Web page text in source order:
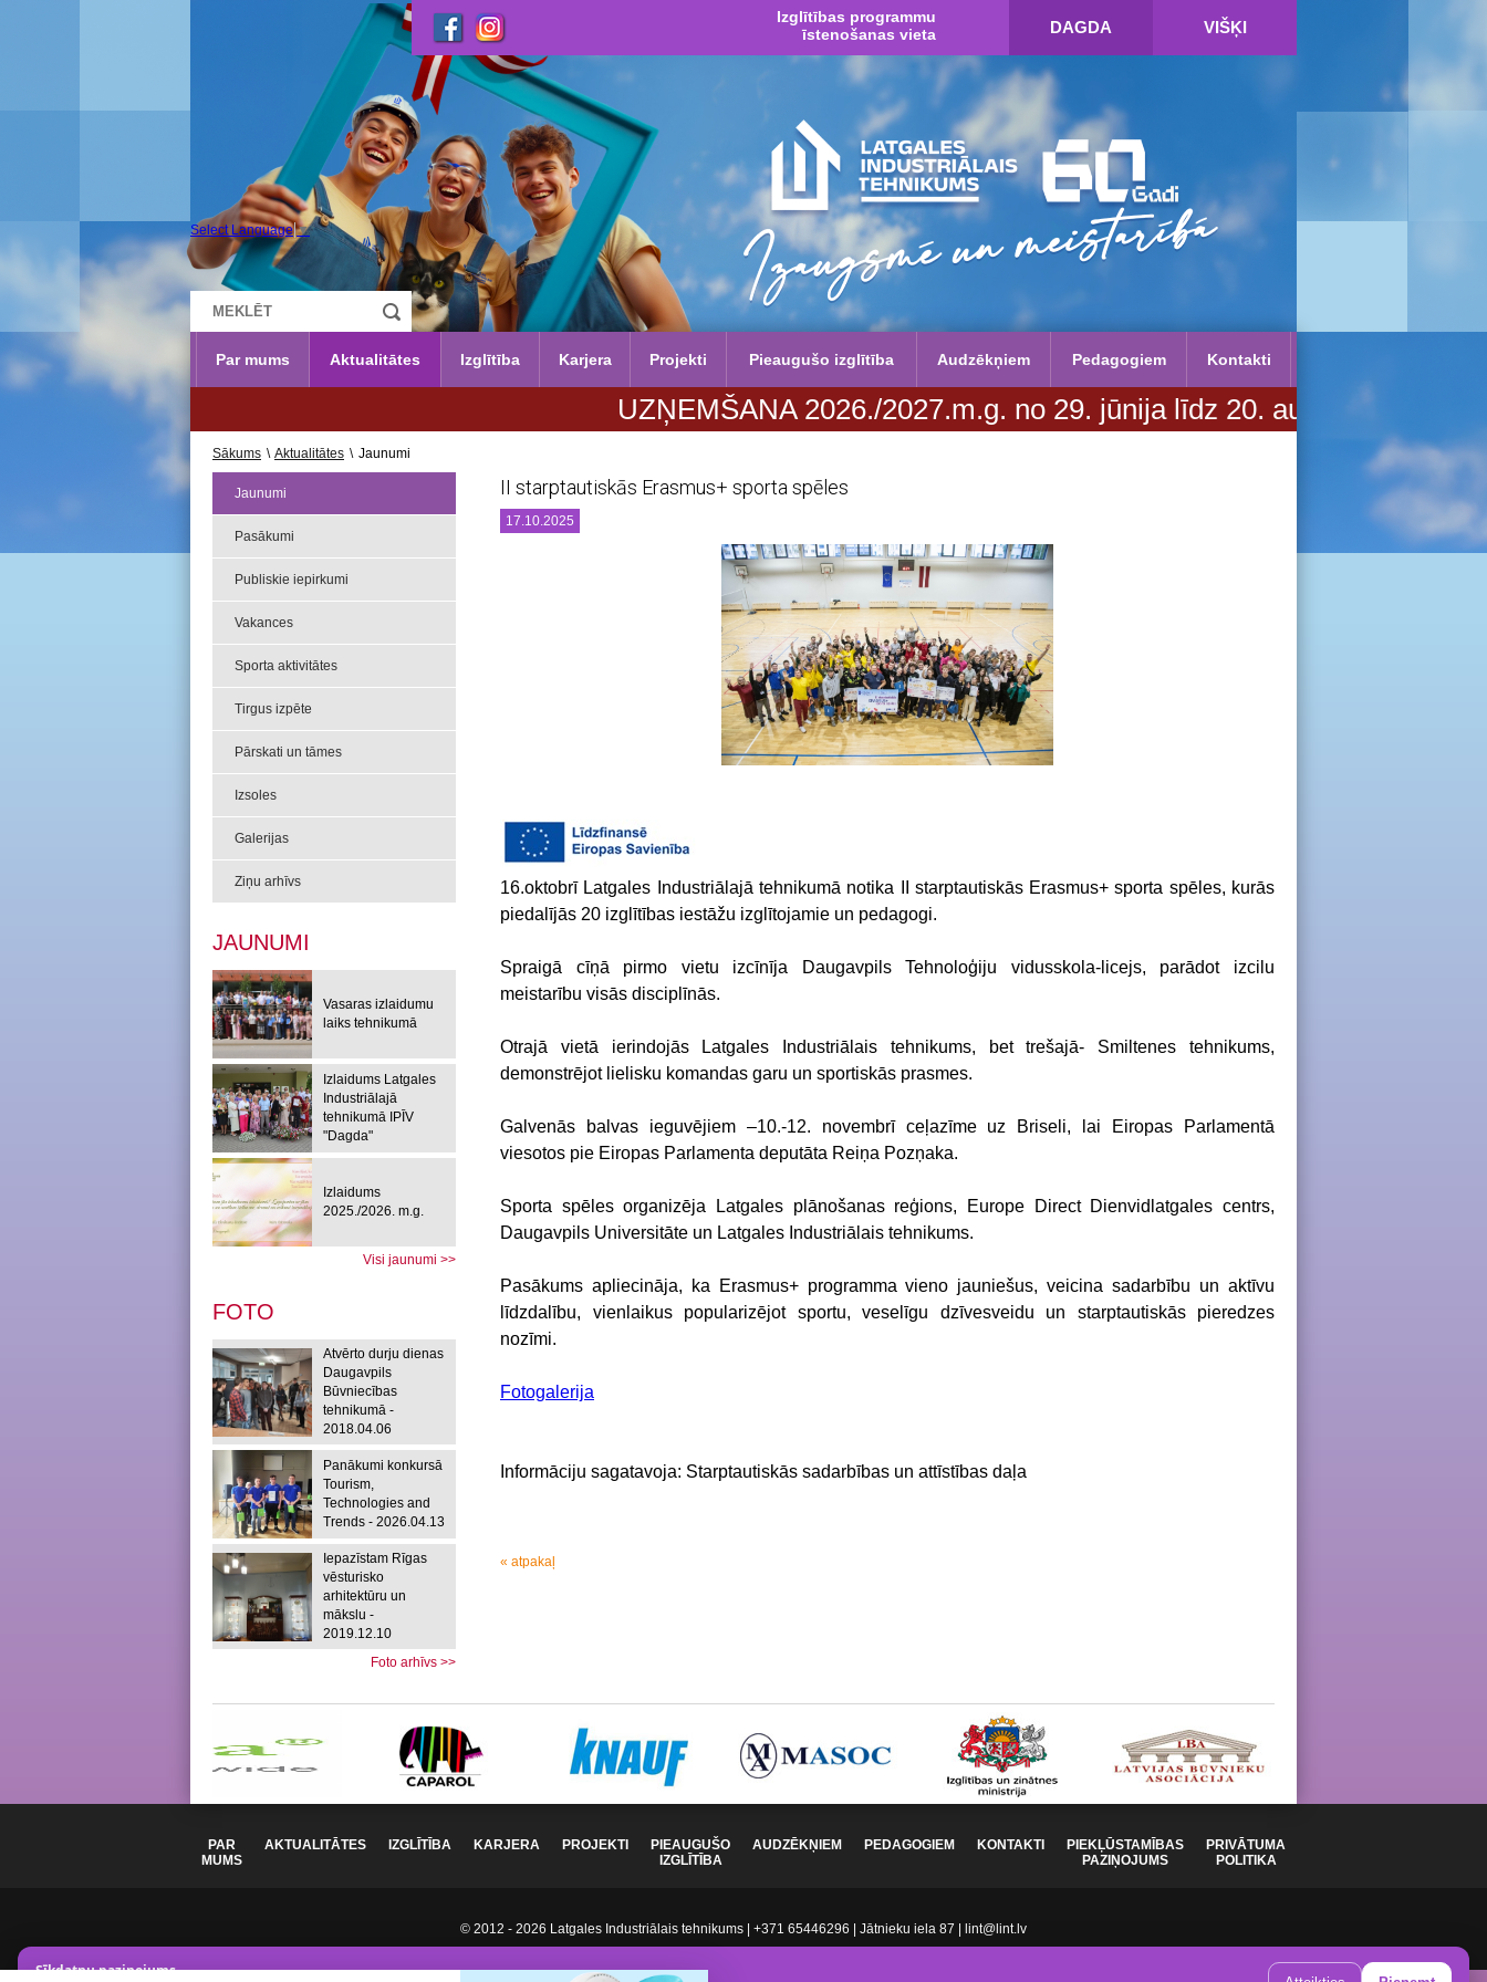
Select Language ▼
Izglītības programmu
īstenošanas vieta
DAGDA VIŠĶI
Par mums Aktualitātes Izglītība Karjera Projekti Pieaugušo izglītība Audzēkņiem Pedagogiem Kontakti
UZŅEMŠANA 2026./2027.m.g. no 29. jūnija līdz 20. augustam. Vairāk
Sākums \ Aktualitātes \ Jaunumi
Jaunumi
Pasākumi
Publiskie iepirkumi
Vakances
Sporta aktivitātes
Tirgus izpēte
Pārskati un tāmes
Izsoles
Galerijas
Ziņu arhīvs
JAUNUMI
Vasaras izlaidumu
laiks tehnikumā
Izlaidums Latgales
Industriālajā
tehnikumā IPĪV
"Dagda"
Izlaidums
2025./2026. m.g.
Visi jaunumi >>
FOTO
Atvērto durju dienas
Daugavpils
Būvniecības
tehnikumā -
2018.04.06
Panākumi konkursā
Tourism,
Technologies and
Trends - 2026.04.13
Iepazīstam Rīgas
vēsturisko
arhitektūru un
mākslu -
2019.12.10
Foto arhīvs >>
II starptautiskās Erasmus+ sporta spēles
17.10.2025
16.oktobrī Latgales Industriālajā tehnikumā notika II starptautiskās Erasmus+ sporta spēles, kurās
piedalījās 20 izglītības iestāžu izglītojamie un pedagogi.
Spraigā cīņā pirmo vietu izcīnīja Daugavpils Tehnoloģiju vidusskola-licejs, parādot izcilu
meistarību visās disciplīnās.
Otrajā vietā ierindojās Latgales Industriālais tehnikums, bet trešajā- Smiltenes tehnikums,
demonstrējot lielisku komandas garu un sportiskās prasmes.
Galvenās balvas ieguvējiem –10.-12. novembrī ceļazīme uz Briseli, lai Eiropas Parlamentā
viesotos pie Eiropas Parlamenta deputāta Reiņa Pozņaka.
Sporta spēles organizēja Latgales plānošanas reģions, Europe Direct Dienvidlatgales centrs,
Daugavpils Universitāte un Latgales Industriālais tehnikums.
Pasākums apliecināja, ka Erasmus+ programma vieno jauniešus, veicina sadarbību un aktīvu
līdzdalību, vienlaikus popularizējot sportu, veselīgu dzīvesveidu un starptautiskās pieredzes
nozīmi.
Fotogalerija
Informāciju sagatavoja: Starptautiskās sadarbības un attīstības daļa
« atpakaļ
PAR
MUMS
AKTUALITĀTES IZGLĪTĪBA KARJERA PROJEKTI
PIEAUGUŠO
IZGLĪTĪBA
AUDZĒKŅIEM PEDAGOGIEM KONTAKTI
PIEKĻŪSTAMĪBAS
PAZIŅOJUMS
PRIVĀTUMA
POLITIKA
© 2012 - 2026 Latgales Industriālais tehnikums | +371 65446296 | Jātnieku iela 87 | lint@lint.lv
Sīkdatņu paziņojums